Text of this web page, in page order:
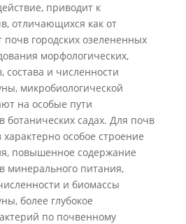
приводит к
отличающихся как от
почв городских озелененных
морфологических,
состава и численности
микробиологической
на особые пути
ботанических садах. Для почв
особое строение
повышенное содержание
минерального питания,
и биомассы
более глубокое
по почвенному